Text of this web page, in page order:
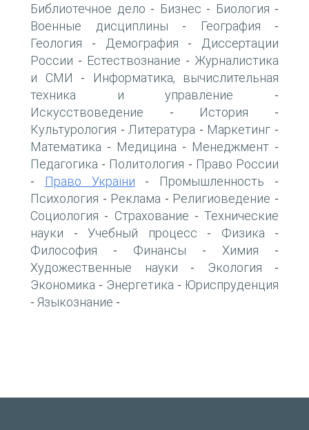
Библиотечное дело - Бизнес - Биология -
Военные дисциплины - География -
Геология - Демография -
Диссертации
России - Естествознание - Журналистика
и СМИ -
Информатика, вычислительная
техника и управление -
Искусствоведение - История -
Культурология - Литература - Маркетинг -
Математика - Медицина - Менеджмент -
Педагогика - Политология - Право России
- Право України - Промышленность -
Психология - Реклама - Религиоведение -
Социология - Страхование - Технические
науки - Учебный процесс - Физика -
Философия - Финансы - Химия -
Художественные науки - Экология -
Экономика - Энергетика - Юриспруденция
- Языкознание -